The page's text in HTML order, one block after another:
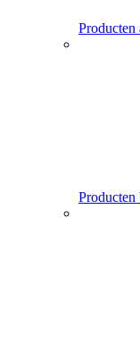
Producten
Producten